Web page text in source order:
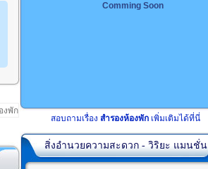
Comming Soon
สอบถามเรื่อง สำรองห้องพัก เพิ่มเติมได้ที่นี่
สิ่งอำนวยความสะดวก - วิริยะ แมนชั่น